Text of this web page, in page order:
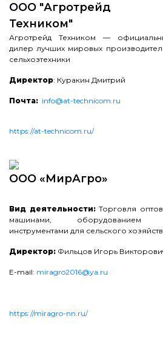
ООО "Агротрейд
Техником"
Агротрейд Техником —
дилер лучших мировых
сельхозтехники
Директор: Куракин Дмитрий
Почта: info@at-technicom.ru
https://at-technicom.ru/
ООО «МирАгро»
Вид деятельности:Торговля
машинами, оборудованием
инструментами для сельского
Директор: Фильцов Игорь
E-mail: miragro2016@ya.ru
https://miragro-nn.ru/